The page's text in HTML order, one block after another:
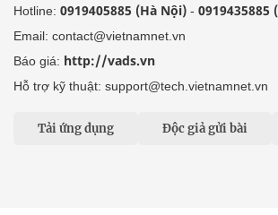
Hotline: 0919405885 (Hà Nội) - 0919435885
Email: contact@vietnamnet.vn
Báo giá: http://vads.vn
Hỗ trợ kỹ thuật: support@tech.vietnamnet.vn
Tải ứng dụng Độc giả gửi bài